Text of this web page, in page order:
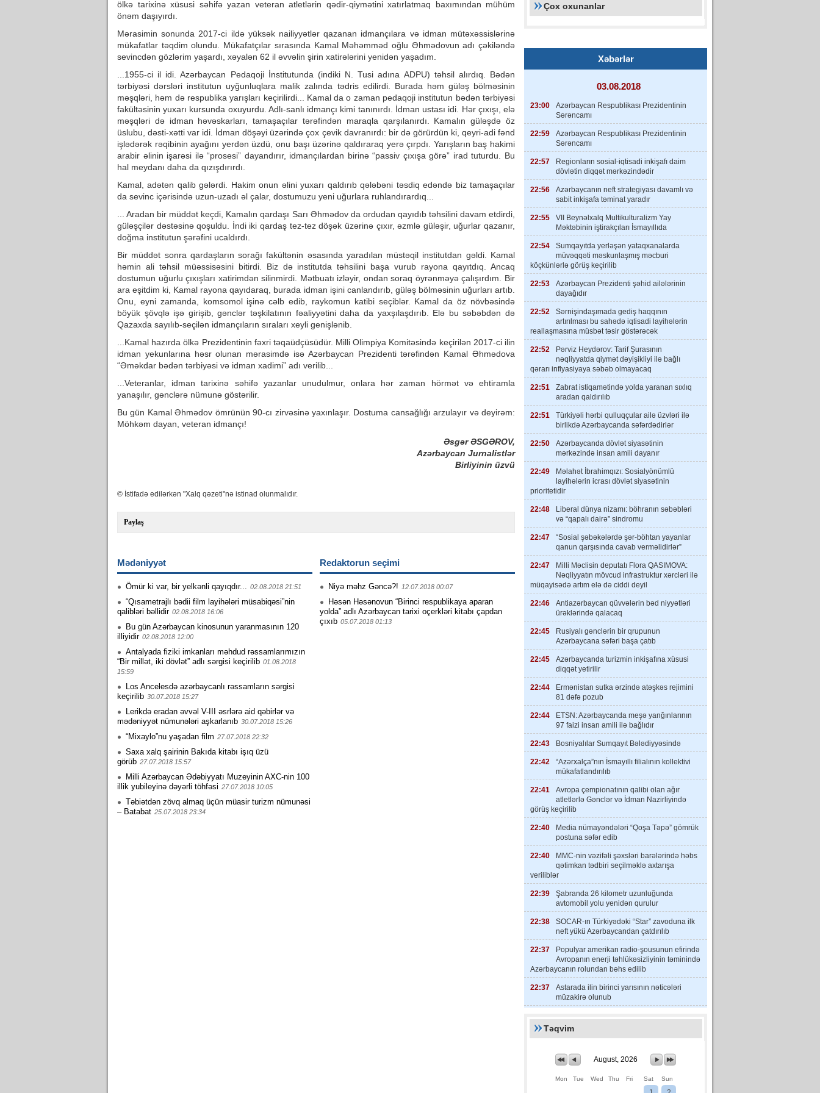
ölkə tarixinə xüsusi səhifə yazan veteran atletlərin qədir-qiymətini xatırlatmaq baxımından mühüm
önəm daşıyırdı.
Mərasimin sonunda 2017-ci ildə yüksək nailiyyətlər qazanan idmançılara və idman mütəxəssislərinə
mükafatlar təqdim olundu. Mükafatçılar sırasında Kamal Məhəmməd oğlu Əhmədovun adı çəkiləndə
sevincdən gözlərim yaşardı, xəyalən 62 il əvvəlin şirin xatirələrini yenidən yaşadım.
...1955-ci il idi. Azərbaycan Pedaqoji İnstitutunda (indiki N. Tusi adına ADPU) təhsil alırdıq. Bədən
tərbiyəsi dərsləri institutun uyğunluqlara malik zalında tədris edilirdi. Burada həm güləş bölməsinin
məşqləri, həm də respublika yarışları keçirilirdi... Kamal da o zaman pedaqoji institutun bədən tərbiyəsi
fakültəsinin yuxarı kursunda oxuyurdu. Adlı-sanlı idmançı kimi tanınırdı. İdman ustası idi. Hər çıxışı, elə
məşqləri də idman həvəskarları, tamaşaçılar tərəfindən maraqla qarşılanırdı. Kamalın güləşdə öz
üslubu, dəsti-xətti var idi. İdman döşəyi üzərində çox çevik davranırdı: bir də görürdün ki, qeyri-adi fənd
işlədərək rəqibinin ayağını yerdən üzdü, onu başı üzərinə qaldıraraq yerə çırpdı. Yarışların baş hakimi
arabir əlinin işarəsi ilə “prosesi” dayandırır, idmançılardan birinə “passiv çıxışa görə” irad tuturdu. Bu
hal meydanı daha da qızışdırırdı.
Kamal, adətən qalib gələrdi. Hakim onun əlini yuxarı qaldırıb qələbəni təsdiq edəndə biz tamaşaçılar
da sevinc içərisində uzun-uzadı əl çalar, dostumuzu yeni uğurlara ruhlandırardıq...
... Aradan bir müddət keçdi, Kamalın qardaşı Sarı Əhmədov da ordudan qayıdıb təhsilini davam etdirdi,
güləşçilər dəstəsinə qoşuldu. İndi iki qardaş tez-tez döşək üzərinə çıxır, əzmlə güləşir, uğurlar qazanır,
doğma institutun şərəfini ucaldırdı.
Bir müddət sonra qardaşların sorağı fakültənin əsasında yaradılan müstəqil institutdan gəldi. Kamal
həmin ali təhsil müəssisəsini bitirdi. Biz də institutda təhsilini başa vurub rayona qayıtdıq. Ancaq
dostumun uğurlu çıxışları xatirimdən silinmirdi. Mətbuatı izləyir, ondan soraq öyrənməyə çalışırdım. Bir
ara eşitdim ki, Kamal rayona qayıdaraq, burada idman işini canlandırıb, güləş bölməsinin uğurları artıb.
Onu, eyni zamanda, komsomol işinə cəlb edib, raykomun katibi seçiblər. Kamal da öz növbəsində
böyük şövqlə işə girişib, gənclər təşkilatının fəaliyyətini daha da yaxşılaşdırıb. Elə bu səbəbdən də
Qazaxda sayılıb-seçilən idmançıların sıraları xeyli genişlənib.
...Kamal hazırda ölkə Prezidentinin fəxri təqaüdçüsüdür. Milli Olimpiya Komitəsində keçirilən 2017-ci ilin
idman yekunlarına həsr olunan mərasimdə isə Azərbaycan Prezidenti tərəfindən Kamal Əhmədova
“Əməkdar bədən tərbiyəsi və idman xadimi” adı verilib...
...Veteranlar, idman tarixinə səhifə yazanlar unudulmur, onlara hər zaman hörmət və ehtiramla
yanaşılır, gənclərə nümunə göstərilir.
Bu gün Kamal Əhmədov ömrünün 90-cı zirvəsinə yaxınlaşır. Dostuma cansağlığı arzulayır və deyirəm:
Möhkəm dayan, veteran idmançı!
Əsgər ƏSGƏROV,
Azərbaycan Jurnalistlər
Birliyinin üzvü
© İstifadə edilərkən "Xalq qəzeti"nə istinad olunmalıdır.
Paylaş
Mədəniyyət
Ömür ki var, bir yelkənli qayıqdır... 02.08.2018 21:51
“Qısametrajlı bədii film layihələri müsabiqəsi”nin
qalibləri bəllidir 02.08.2018 16:06
Bu gün Azərbaycan kinosunun yaranmasının 120
illiyidir 02.08.2018 12:00
Antalyada fiziki imkanları məhdud rəssamlarımızın
“Bir millət, iki dövlət” adlı sərgisi keçirilib 01.08.2018
15:59
Los Ancelesdə azərbaycanlı rəssamların sərgisi
keçirilib 30.07.2018 15:27
Lerikdə eradan əvvəl V-III əsrlərə aid qəbirlər və
mədəniyyət nümunələri aşkarlanıb 30.07.2018 15:26
“Mixaylo”nu yaşadan film 27.07.2018 22:32
Saxa xalq şairinin Bakıda kitabı işıq üzü
görüb 27.07.2018 15:57
Milli Azərbaycan Ədəbiyyatı Muzeyinin AXC-nin 100
illik yubileyinə dəyərli töhfəsi 27.07.2018 10:05
Təbiətdən zövq almaq üçün müasir turizm nümunəsi
– Batabat 25.07.2018 23:34
Redaktorun seçimi
Niyə məhz Gəncə?! 12.07.2018 00:07
Həsən Həsənovun “Birinci respublikaya aparan
yolda” adlı Azərbaycan tarixi oçerkləri kitabı çapdan
çıxıb 05.07.2018 01:13
Çox oxunanlar
Xəbərlər
03.08.2018
23:00
Azərbaycan Respublikası Prezidentinin
Sərəncamı
22:59
Azərbaycan Respublikası Prezidentinin
Sərəncamı
22:57
Regionların sosial-iqtisadi inkişafı daim
dövlətin diqqət mərkəzindədir
22:56
Azərbaycanın neft strategiyası davamlı və
sabit inkişafa təminat yaradır
22:55
VII Beynəlxalq Multikulturalizm Yay
Məktəbinin iştirakçıları İsmayıllıda
22:54
Sumqayıtda yerləşən yataqxanalarda
müvəqqəti məskunlaşmış məcburi
köçkünlərlə görüş keçirilib
22:53
Azərbaycan Prezidenti şəhid ailələrinin
dayağıdır
22:52
Sərnişindaşımada gediş haqqının
artırılması bu sahədə iqtisadi layihələrin
reallaşmasına müsbət təsir göstərəcək
22:52
Pərviz Heydərov: Tarif Şurasının
nəqliyyatda qiymət dəyişikliyi ilə bağlı
qərarı inflyasiyaya səbəb olmayacaq
22:51
Zabrat istiqamətində yolda yaranan sıxlıq
aradan qaldırılıb
22:51
Türkiyəli hərbi qulluqçular ailə üzvləri ilə
birlikdə Azərbaycanda səfərdədirlər
22:50
Azərbaycanda dövlət siyasətinin
mərkəzində insan amili dayanır
22:49
Məlahət İbrahimqızı: Sosialyönümlü
layihələrin icrası dövlət siyasətinin
prioritetidir
22:48
Liberal dünya nizamı: böhranın səbəbləri
və “qapalı dairə” sindromu
22:47
“Sosial şəbəkələrdə şər-böhtan yayanlar
qanun qarşısında cavab verməlidirlər”
22:47
Milli Məclisin deputatı Flora QASIMOVA:
Nəqliyyatın mövcud infrastruktur xərcləri ilə
müqayisədə artım elə də ciddi deyil
22:46
Antiazərbaycan qüvvələrin bəd niyyətləri
ürəklərində qalacaq
22:45
Rusiyalı gənclərin bir qrupunun
Azərbaycana səfəri başa çatıb
22:45
Azərbaycanda turizmin inkişafına xüsusi
diqqət yetirilir
22:44
Ermənistan sutka ərzində atəşkəs rejimini
81 dəfə pozub
22:44
ETSN: Azərbaycanda meşə yanğınlarının
97 faizi insan amili ilə bağlıdır
22:43 Bosniyalılar Sumqayıt Bələdiyyəsində
22:42
“Azərxalça”nın İsmayıllı filialının kollektivi
mükafatlandırılıb
22:41
Avropa çempionatının qalibi olan ağır
atletlərlə Gənclər və İdman Nazirliyində
görüş keçirilib
22:40
Media nümayəndələri “Qoşa Təpə” gömrük
postuna səfər edib
22:40
MMC-nin vəzifəli şəxsləri barələrində həbs
qətimkan tədbiri seçilməklə axtarışa
veriliblər
22:39
Şabranda 26 kilometr uzunluğunda
avtomobil yolu yenidən qurulur
22:38
SOCAR-ın Türkiyədəki “Star” zavoduna ilk
neft yükü Azərbaycandan çatdırılıb
22:37
Populyar amerikan radio-şousunun efirində
Avropanın enerji təhlükəsizliyinin təminində
Azərbaycanın rolundan bəhs edilib
22:37
Astarada ilin birinci yarısının nəticələri
müzakirə olunub
Təqvim
August, 2026
Mon Tue Wed Thu Fri Sat Sun